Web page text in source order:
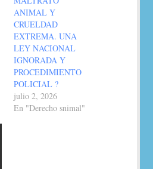
ANIMAL Y
CRUELDAD
EXTREMA. UNA
LEY NACIONAL
IGNORADA Y
PROCEDIMIENTO
POLICIAL ?
julio 2, 2026
En "Derecho snimal"